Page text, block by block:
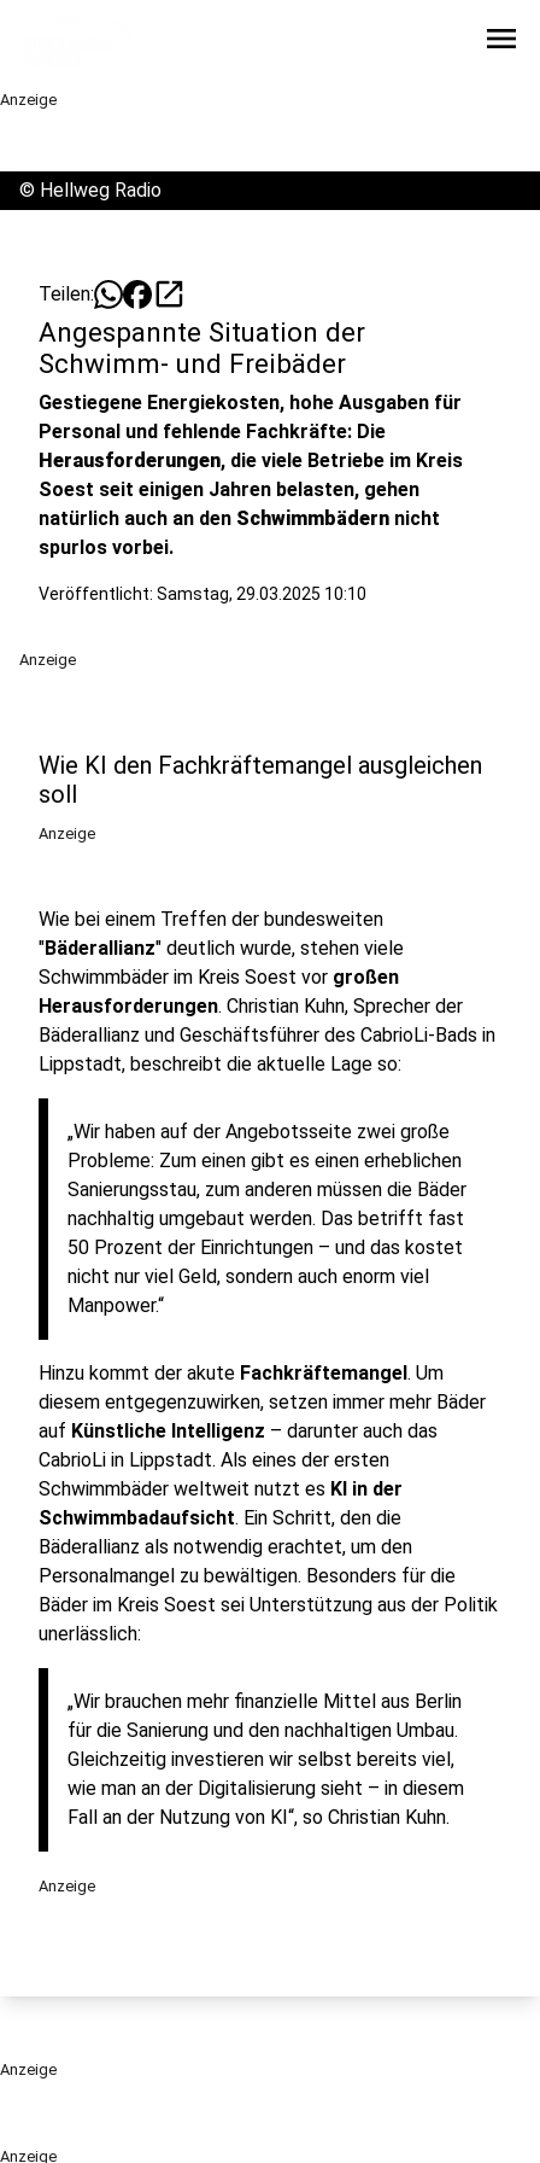
menu
Anzeige
Anzeige
© Hellweg Radio
Teilen: open_in_new
Angespannte Situation der
Schwimm- und Freibäder
Gestiegene Energiekosten, hohe Ausgaben für
Personal und fehlende Fachkräfte: Die
Herausforderungen, die viele Betriebe im Kreis
Soest seit einigen Jahren belasten, gehen
natürlich auch an den Schwimmbädern nicht
spurlos vorbei.
Veröffentlicht: Samstag, 29.03.2025 10:10
Anzeige
Wie KI den Fachkräftemangel ausgleichen
soll
Anzeige
Wie bei einem Treffen der bundesweiten
"Bäderallianz" deutlich wurde, stehen viele
Schwimmbäder im Kreis Soest vor großen
Herausforderungen. Christian Kuhn, Sprecher der
Bäderallianz und Geschäftsführer des CabrioLi-Bads in
Lippstadt, beschreibt die aktuelle Lage so:
„Wir haben auf der Angebotsseite zwei große
Probleme: Zum einen gibt es einen erheblichen
Sanierungsstau, zum anderen müssen die Bäder
nachhaltig umgebaut werden. Das betrifft fast
50 Prozent der Einrichtungen – und das kostet
nicht nur viel Geld, sondern auch enorm viel
Manpower.“
Hinzu kommt der akute Fachkräftemangel. Um
diesem entgegenzuwirken, setzen immer mehr Bäder
auf Künstliche Intelligenz – darunter auch das
CabrioLi in Lippstadt. Als eines der ersten
Schwimmbäder weltweit nutzt es KI in der
Schwimmbadaufsicht. Ein Schritt, den die
Bäderallianz als notwendig erachtet, um den
Personalmangel zu bewältigen. Besonders für die
Bäder im Kreis Soest sei Unterstützung aus der Politik
unerlässlich:
„Wir brauchen mehr finanzielle Mittel aus Berlin
für die Sanierung und den nachhaltigen Umbau.
Gleichzeitig investieren wir selbst bereits viel,
wie man an der Digitalisierung sieht – in diesem
Fall an der Nutzung von KI“, so Christian Kuhn.
Anzeige
Anzeige